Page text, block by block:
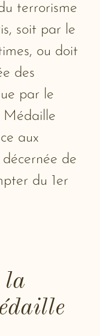
terrorisme
soit par le
ou doit
des
par le
Médaille
aux
de
du 1er
la